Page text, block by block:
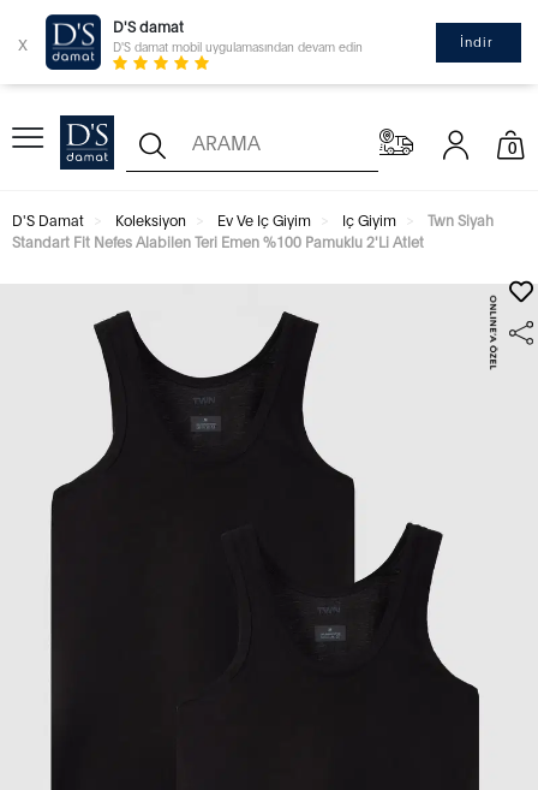
x
D'S damat
D'S damat mobil uygulamasından devam edin İndir
0
D'S Damat Koleksiyon Ev Ve Iç Giyim Iç Giyim
Twn Siyah
Standart Fit Nefes Alabilen Teri Emen %100 Pamuklu 2'Li Atlet